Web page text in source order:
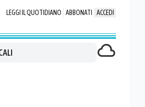
LEGGI IL QUOTIDIANO ABBONATI ACCEDI